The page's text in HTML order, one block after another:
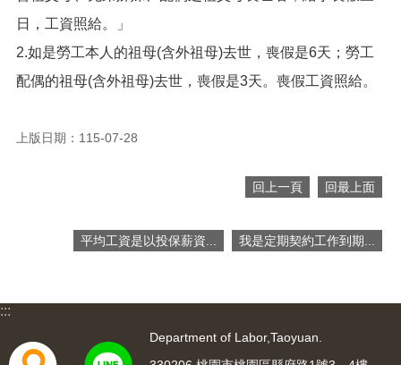
服
府
公
日，工資照給。」
2.如是勞工本人的祖母(含外祖母)去世，喪假是6天；勞工
配偶的祖母(含外祖母)去世，喪假是3天。喪假工資照給。
上版日期：115-07-28
回上一頁 回最上面
平均工資是以投保薪資... 我是定期契約工作到期...
:::
Department of Labor,Taoyuan.